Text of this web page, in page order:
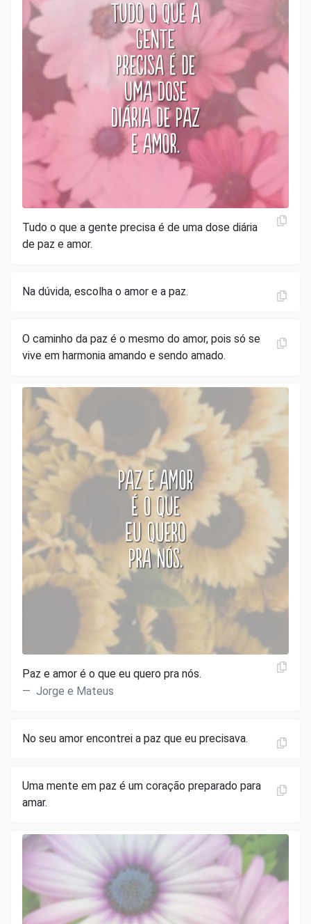
Tudo o que a gente precisa é de uma dose diária
de paz e amor.
Na dúvida, escolha o amor e a paz.
O caminho da paz é o mesmo do amor, pois só se
vive em harmonia amando e sendo amado.
Paz e amor é o que eu quero pra nós.
Jorge e Mateus
No seu amor encontrei a paz que eu precisava.
Uma mente em paz é um coração preparado para
amar.